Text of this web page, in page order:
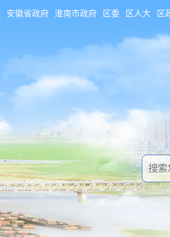
安徽省政府 淮南市政府 区委 区人大 区